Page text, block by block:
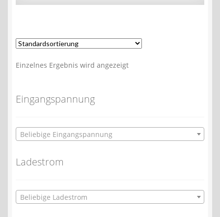
Einzelnes Ergebnis wird angezeigt
Eingangspannung
Beliebige Eingangspannung
Ladestrom
Beliebige Ladestrom